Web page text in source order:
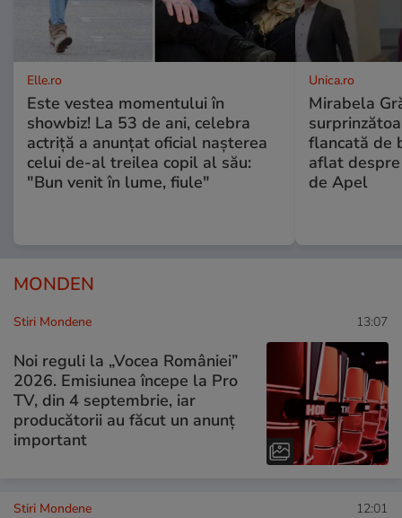
Elle.ro
Este vestea momentului în
showbiz! La 53 de ani, celebra
actriță a anunțat oficial nașterea
celui de-al treilea copil al său:
"Bun venit în lume, fiule"
Unica.ro
Mirabela
flancată de
aflat
de Apel
MONDEN
Stiri Mondene 13:07
Noi reguli la „Vocea României”
2026. Emisiunea începe la Pro
TV, din 4 septembrie, iar
producătorii au făcut un anunț
important
Stiri Mondene 12:01